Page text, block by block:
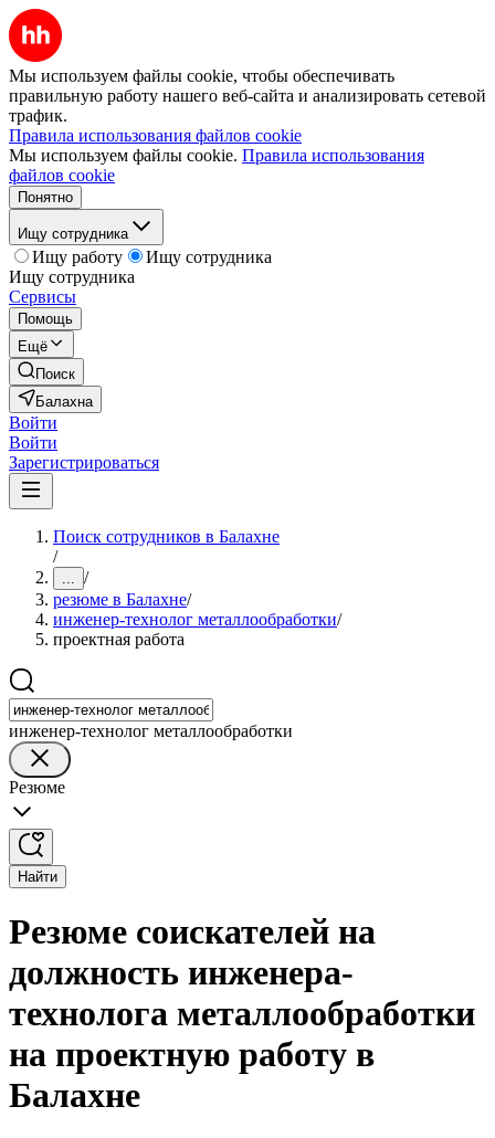
Мы используем файлы cookie, чтобы обеспечивать
правильную работу нашего веб-сайта и анализировать сетевой
трафик.
Правила использования файлов cookie
Мы используем файлы cookie. Правила использования
файлов cookie
Понятно
Ищу сотрудника
Ищу работу
Ищу сотрудника
Ищу сотрудника
Сервисы
Помощь
Ещё
Поиск
Балахна
Войти
Войти
Зарегистрироваться
Поиск сотрудников в Балахне
/
... /
резюме в Балахне/
инженер-технолог металлообработки/
проектная работа
инженер-технолог металлообработки
Резюме
Найти
Резюме соискателей на
должность инженера-
технолога металлообработки
на проектную работу в
Балахне